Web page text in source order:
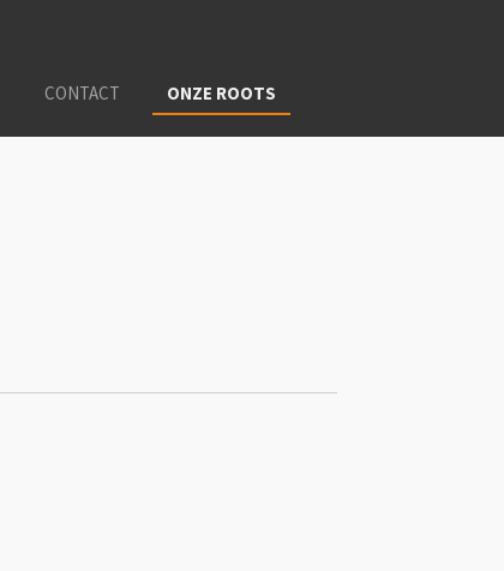
CONTACT ONZE ROOTS